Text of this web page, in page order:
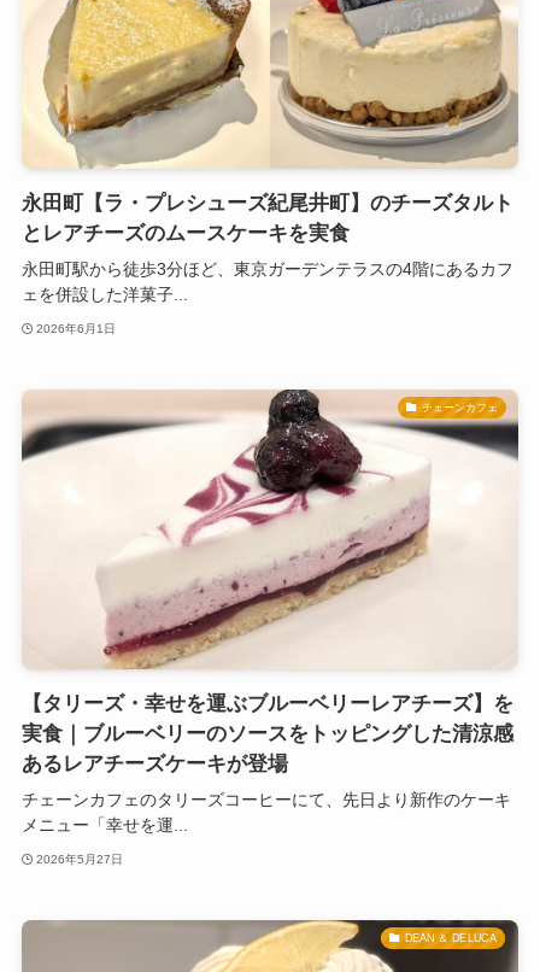
永田町【ラ・プレシューズ紀尾井町】のチーズタルト
とレアチーズのムースケーキを実食
永田町駅から徒歩3分ほど、東京ガーデンテラスの4階にあるカフ
ェを併設した洋菓子...
2026年6月1日
チェーンカフェ
【タリーズ・幸せを運ぶブルーベリーレアチーズ】を
実食｜ブルーベリーのソースをトッピングした清涼感
あるレアチーズケーキが登場
チェーンカフェのタリーズコーヒーにて、先日より新作のケーキ
メニュー「幸せを運...
2026年5月27日
DEAN ＆ DELUCA